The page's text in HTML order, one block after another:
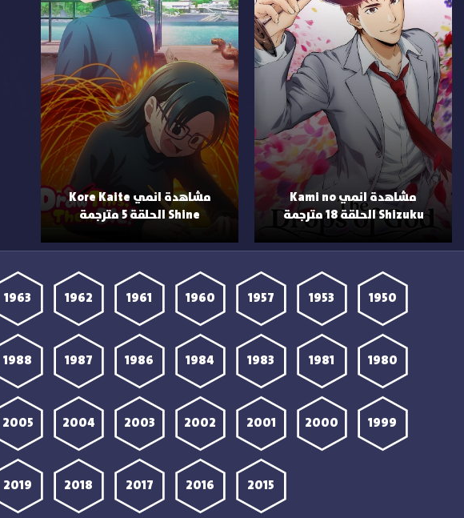
مشاهدة انمي Kami no
Shizuku الحلقة 18 مترجمة
مشاهدة انمي Kore Kaite
Shine الحلقة 5 مترجمة
1950
1953
1957
1960
1961
1962
1963
1980
1981
1983
1984
1986
1987
1988
1999
2000
2001
2002
2003
2004
2005
2015
2016
2017
2018
2019